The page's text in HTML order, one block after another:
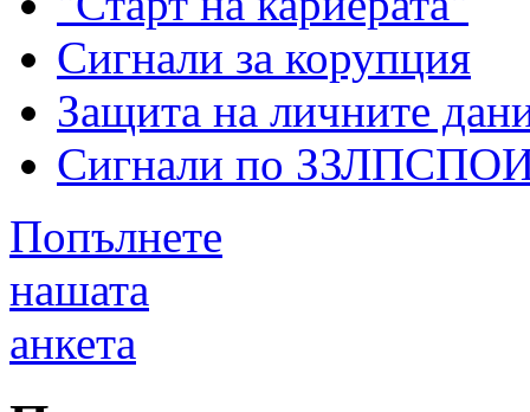
Сигнали за корупция
Защита на личните
Сигнали по
Попълнете
нашата
анкета